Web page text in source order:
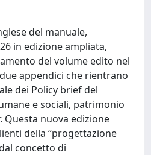
del manuale,
in edizione ampliata,
del volume edito nel
appendici che rientrano
dei Policy brief del
e sociali, patrimonio
Questa nuova edizione
della “progettazione
concetto di